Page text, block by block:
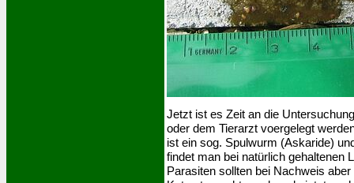
Jetzt ist es Zeit an die
oder dem Tierarzt voergelegt
ist ein sog. Spulwurm (Askaride)
findet man bei natürlich gehaltenen
Parasiten sollten bei Nachweis